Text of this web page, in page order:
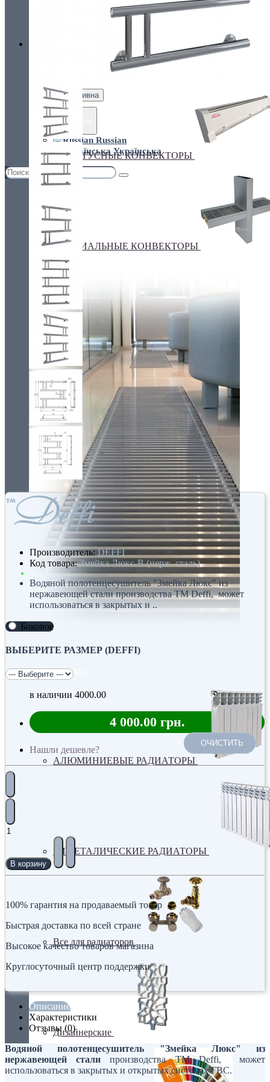
Украина, г.Киев. ул. Кирилловская,160А
грн. Гривна
Russian
Українська
НАСТЕННЫЕ КОНВЕКТОРЫ
ПЛИНТУСНЫЕ КОНВЕКТОРЫ
СПЕЦИАЛЬНЫЕ КОНВЕКТОРЫ
Радиаторы
АЛЮМИНИЕВЫЕ РАДИАТОРЫ
БИМЕТАЛИЧЕСКИЕ РАДИАТОРЫ
Все для радиаторов
Дизайнерские
Производитель:DEFFI
Код товара:Змейка Люкс-В (нерж. сталь)
Водяной полотенцесушитель "Змейка Люкс" из
нержавеющей стали производства ТМ Deffi, может
использоваться в закрытых и ..
Боковое
ВЫБЕРИТЕ РАЗМЕР (DEFFI)
в наличии 4000.00
4 000.00 грн.
Нашли дешевле?
ОЧИСТИТЬ
В корзину
100% гарантия на продаваемый товар
Быстрая доставка по всей стране
Высокое качество товаров магазина
Круглосуточный центр поддержки
Описание
Характеристики
Отзывы (0)
Водяной полотенцесушитель "Змейка Люкс" из
нержавеющей сталипроизводства ТМ Deffi, может
использоваться в закрытых и открытых системах ГВС.